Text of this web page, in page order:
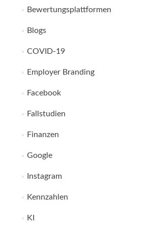
Bewertungsplattformen
Blogs
COVID-19
Employer Branding
Facebook
Fallstudien
Finanzen
Google
Instagram
Kennzahlen
KI